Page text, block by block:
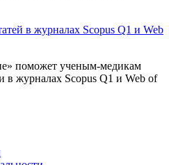
в журналах Scopus Q1 и Web
поможет ученым-медикам
в журналах Scopus Q1 и Web of